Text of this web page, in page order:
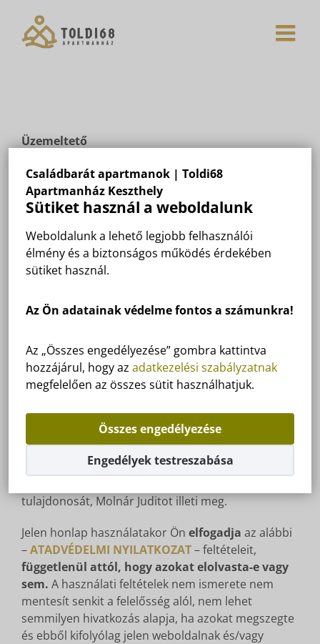
Családbarát apartmanok | Toldi68
Apartmanház Keszthely
Sütiket használ a weboldalunk
Weboldalunk a lehető legjobb felhasználói
élmény és a biztonságos működés érdekében
sütiket használ.
Az Ön adatainak védelme fontos a számunkra!
Az „Összes engedélyezése” gombra kattintva
hozzájárul, hogy az adatkezelési szabályzatnak
megfelelően az összes sütit használhatjuk.
Összes engedélyezése
Engedélyek testreszabása
content
Üzemeltető
Keszthely, Toldi Miklós utca 68 üzemelteti.
Cookie
A toldi68.hu weboldalának egyes részei ún.
számítógépén. Ezek – egyéb látogatószámot mérő
módszerekkel együtt – a weboldalam adott
aloldalainak látogatottságáról szolgáltatnak
egyes látogatókról, és az információ kizárólag
és a szolgáltatott információknak célja weboldalam
fejlesztése, valamint a visszatérő látogatók
elérhetőségeinek és személyes adatainak tárolása
Tartalom felhasználása
A toldi68.hu honlapon található teljes szöveges
tartalom, annak bármely részlete, grafikája vagy
más grafikai elemszerzői jogvédelem alatt áll
tulajdonosát, Molnár Juditot illeti meg.
Jelen honlap használatakor Ön elfogadja az alábbi
–ATADVÉDELMI NYILATKOZAT– feltételeit,
függetlenül attól, hogy azokat elolvasta-e vagy
sem. A használati feltételek nem ismerete nem
mentesít senkit a felelősség alól, nem lehet
semmilyen hivatkozás alapja, ha azokat megszegte
és ebből kifolyólag jelen weboldalnak és/vagy